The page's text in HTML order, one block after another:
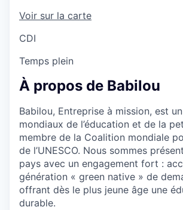
Voir sur la carte
CDI
Temps plein
À propos de Babilou
Babilou, Entreprise à mission, est
mondiaux de l’éducation et de la
membre de la Coalition mondiale
de l’UNESCO. Nous sommes
pays avec un engagement fort :
génération « green native » de
offrant dès le plus jeune âge une
durable.